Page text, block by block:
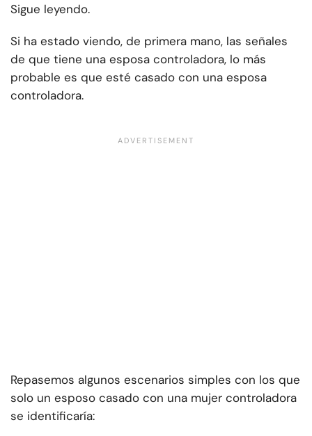
Sigue leyendo.
Si ha estado viendo, de primera mano, las señales
de que tiene una esposa controladora, lo más
probable es que esté casado con una esposa
controladora.
Repasemos algunos escenarios simples con los que
solo un esposo casado con una mujer controladora
se identificaría: